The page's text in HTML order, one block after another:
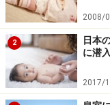
2008/
2
日本
に潜入
2017/